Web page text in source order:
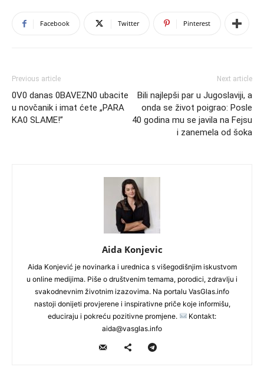
Facebook Twitter Pinterest
Previous article
0V0 danas 0BAVEZN0 ubacite
u novčanik i imat ćete „PARA
KA0 SLAME!”
Next article
Bili najlepši par u Jugoslaviji, a
onda se život poigrao: Posle
40 godina mu se javila na Fejsu
i zanemela od šoka
Aida Konjevic
Aida Konjević je novinarka i urednica s višegodišnjim iskustvom
u online medijima. Piše o društvenim temama, porodici, zdravlju i
svakodnevnim životnim izazovima. Na portalu VasGlas.info
nastoji donijeti provjerene i inspirativne priče koje informišu,
educiraju i pokreću pozitivne promjene.
Kontakt:
aida@vasglas.info